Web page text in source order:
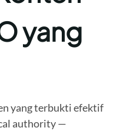
yang
yang terbukti efektif
authority —